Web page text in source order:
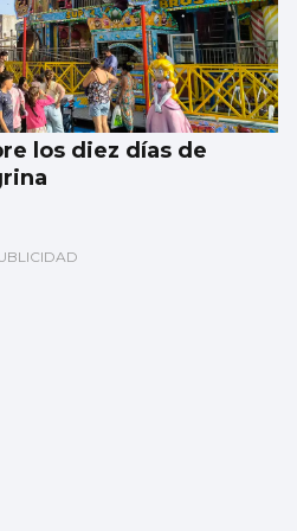
los diez días de